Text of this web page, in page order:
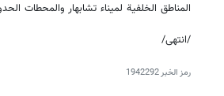
المناطق الخلفية لميناء تشابهار والمحطات
/انتهى/
رمز الخبر1942292